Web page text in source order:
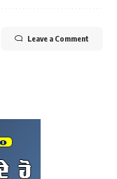
Leave a Comment